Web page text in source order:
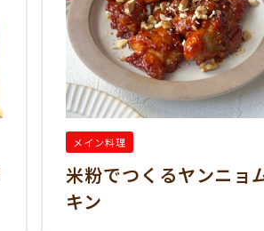
メイン料理
米粉でつくるヤンニョ
キン